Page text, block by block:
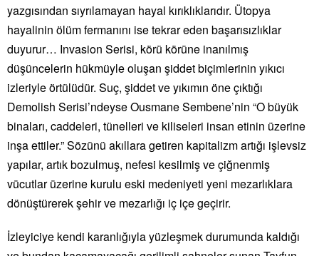
yazgısından sıyrılamayan hayal kırıklıklarıdır. Ütopya
hayalinin ölüm fermanını ise tekrar eden başarısızlıklar
duyurur… Invasion Serisi, körü körüne inanılmış
düşüncelerin hükmüyle oluşan şiddet biçimlerinin yıkıcı
izleriyle örtülüdür. Suç, şiddet ve yıkımın öne çıktığı
Demolish Serisi’ndeyse Ousmane Sembene’nin “O büyük
binaları, caddeleri, tünelleri ve kiliseleri insan etinin üzerine
inşa ettiler.” Sözünü akıllara getiren kapitalizm artığı işlevsiz
yapılar, artık bozulmuş, nefesi kesilmiş ve çiğnenmiş
vücutlar üzerine kurulu eski medeniyeti yeni mezarlıklara
dönüştürerek şehir ve mezarlığı iç içe geçirir.
İzleyiciye kendi karanlığıyla yüzleşmek durumunda kaldığı